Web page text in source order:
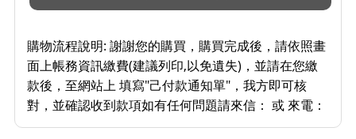
購物流程說明: 謝謝您的購買，購買完成後，請依照畫
面上帳務資訊繳費(建議列印,以免遺失)，並請在您繳
款後，至網站上 填寫"己付款通知單"，我方即可核
對，並確認收到款項如有任何問題請來信： 或 來電：